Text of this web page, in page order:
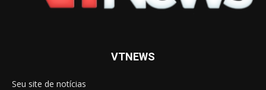
VTNEWS
Seu site de notícias